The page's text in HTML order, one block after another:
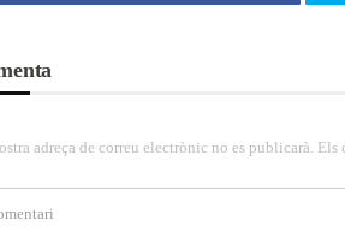
adreça de correu electrònic no es publicarà.